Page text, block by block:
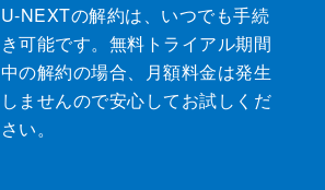
U-NEXTの解約は、いつでも手続
き可能です。無料トライアル期間
中の解約の場合、月額料金は発生
しませんので安心してお試しくだ
さい。